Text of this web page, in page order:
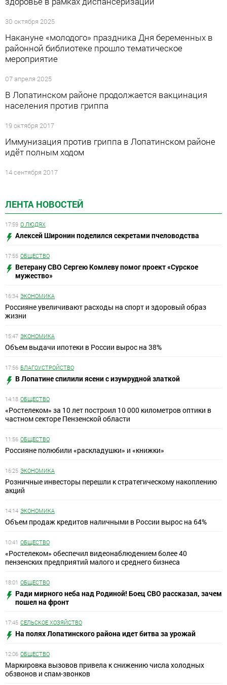
ЛЕНТА НОВОСТЕЙ
17:59 О ЛЮДЯХ
Алексей Широнин поделился секретами пчеловодства
17:55 ОБЩЕСТВО
Ветерану СВО Сергею Комлеву помог проект «Сурское
мужество»
16:34 ЭКОНОМИКА
Россияне увеличивают расходы на спорт и здоровый образ
жизни
15:47 ЭКОНОМИКА
Объем выдачи ипотеки в России вырос на 38%
17:56 БЛАГОУСТРОЙСТВО
В Лопатине спилили ясени с изумрудной златкой
14:18 ОБЩЕСТВО
«Ростелеком» за 10 лет построил 10 000 километров оптики в
частном секторе Пензенской области
11:56 ОБЩЕСТВО
Россияне полюбили «раскладушки» и «книжки»
16:25 ЭКОНОМИКА
Розничные инвесторы перешли к стратегическому накоплению
акций
14:14 ЭКОНОМИКА
Объем продаж кредитов наличными в России вырос на 64%
10:41 ОБЩЕСТВО
«Ростелеком» обеспечил видеонаблюдением более 40
пензенских предприятий малого и среднего бизнеса
18:01 ОБЩЕСТВО
Ради мирного неба над Родиной! Боец СВО рассказал, зачем
пошел на фронт
17:45 СЕЛЬСКОЕ ХОЗЯЙСТВО
На полях Лопатинского района идет битва за урожай
12:06 ОБЩЕСТВО
Маркировка вызовов привела к снижению числа холодных
обзвонов и спам-звонков
30 октября 2025
Накануне «молодого» праздника Дня беременных в
районной библиотеке прошло тематическое
мероприятие
07 апреля 2025
В Лопатинском районе продолжается вакцинация
населения против гриппа
19 октября 2017
Иммунизация против гриппа в Лопатинском районе
идёт полным ходом
14 сентября 2017